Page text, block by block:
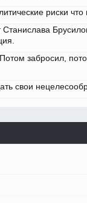
риски что
забросил,
свои